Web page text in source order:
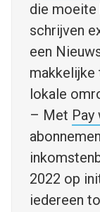
die moeite
schrijven
een
makkelijke
lokale
– Met Pay
2022 op
iedereen